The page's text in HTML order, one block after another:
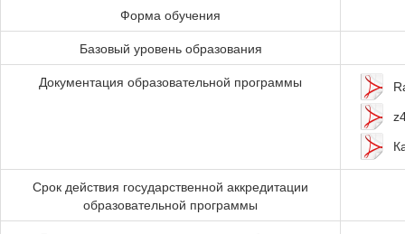
Форма обучения
Базовый уровень образования
Документация образовательной программы
Срок действия государственной аккредитации
образовательной программы